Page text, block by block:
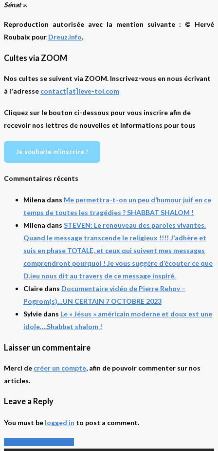
Sénat ».
Reproduction autorisée avec la mention suivante : © Hervé
Roubaix pour Dreuz.info.
Cultes via ZOOM
Nos cultes se suivent via ZOOM. Inscrivez-vous en nous écrivant
à l'adresse contact[at]leve-toi.com
Cliquez sur le bouton ci-dessous pour vous inscrire afin de
recevoir nos lettres de nouvelles et informations pour tous
Je souhaite m’inscrire !
Commentaires récents
Milena dans Me permettra-t-on un peu d’humour juif en ce
temps de toutes les tragédies ? SHABBAT SHALOM !
Milena dans STEVEN: Le renouveau des paroles vivantes.
Quand le message transcende le religieux !!!! J’adhère et
suis en phase TOTALE, et ceux qui suivent mes messages
comprendront pourquoi ! Je vous suggère d’écouter ce que
D.ieu nous dit au travers de ce message inspiré.
Claire dans Documentaire vidéo de Pierre Rehov –
Pogrom(s)…UN CERTAIN 7 OCTOBRE 2023
Sylvie dans Le « Jésus » américain moderne et doux est une
idole….Shabbat shalom !
Laisser un commentaire
Merci de créer un compte, afin de pouvoir commenter sur nos
articles.
Leave a Reply
You must be logged in to post a comment.